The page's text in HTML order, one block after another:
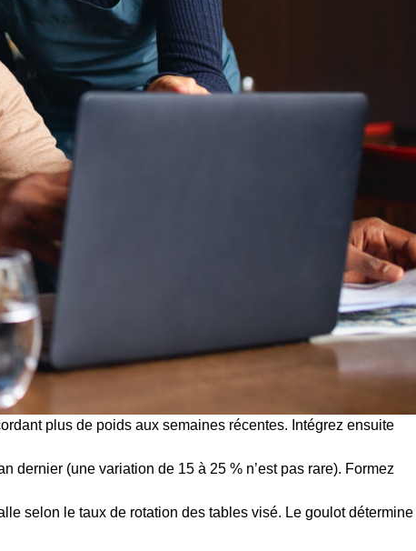
plus de poids aux semaines récentes. Intégrez ensuite
dernier (une variation de 15 à 25 % n’est pas rare). Formez
selon le taux de rotation des tables visé. Le goulot détermine